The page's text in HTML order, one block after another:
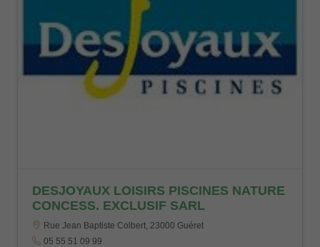
DESJOYAUX LOISIRS PISCINES NATURE
CONCESS. EXCLUSIF SARL
Rue Jean Baptiste Colbert, 23000 Guéret
05 55 51 09 99